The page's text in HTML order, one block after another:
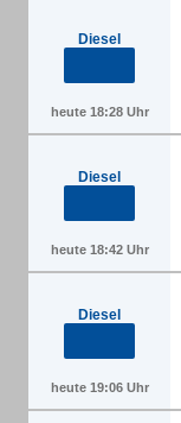
Diesel
heute 18:28 Uhr
Diesel
heute 18:42 Uhr
Diesel
heute 19:06 Uhr